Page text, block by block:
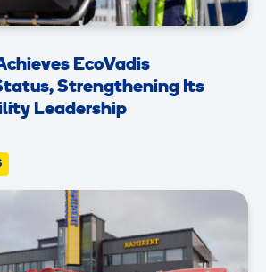
EcoVadis
Strengthening Its
Leadership